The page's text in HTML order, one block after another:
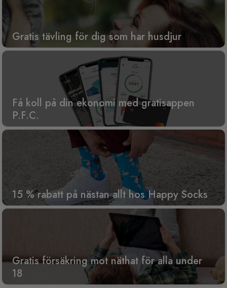
Gratis tävling för dig som har husdjur
Få koll på din ekonomi med gratisappen
P.F.C.
15 % rabatt på nästan allt hos Happy Socks
Gratis försäkring mot näthat för alla under
18